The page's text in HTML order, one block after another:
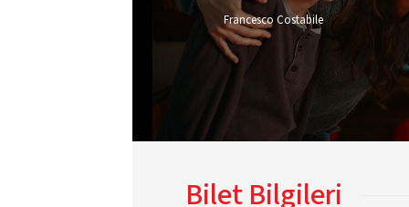
Francesco Costabile
Bilet Bilgileri